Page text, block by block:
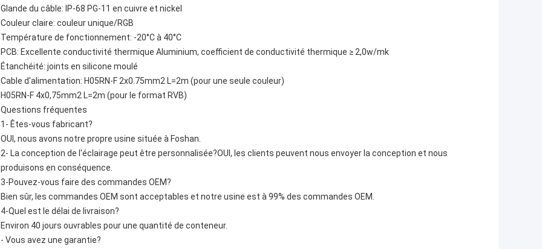
Glande du câble: IP-68 PG-11 en cuivre et nickel
Couleur claire: couleur unique/RGB
Température de fonctionnement: -20°C à 40°C
PCB: Excellente conductivité thermique Aluminium, coefficient de conductivité thermique ≥ 2,0w/mk
Étanchéité: joints en silicone moulé
Cable d'alimentation: H05RN-F 2x0.75mm2 L=2m (pour une seule couleur)
H05RN-F 4x0,75mm2 L=2m (pour le format RVB)
Questions fréquentes
1- Êtes-vous fabricant?
OUI, nous avons notre propre usine située à Foshan.
2- La conception de l'éclairage peut être personnalisée?OUI, les clients peuvent nous envoyer la conception et nous
produisons en conséquence.
3-Pouvez-vous faire des commandes OEM?
Bien sûr, les commandes OEM sont acceptables et notre usine est à 99% des commandes OEM.
4-Quel est le délai de livraison?
Environ 40 jours ouvrables pour une quantité de conteneur.
- Vous avez une garantie?